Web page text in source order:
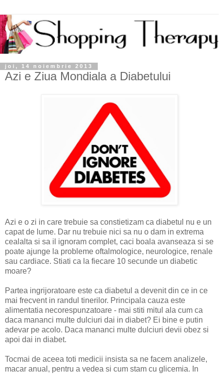
joi, 14 noiembrie 2013
Azi e Ziua Mondiala a Diabetului
Azi e o zi in care trebuie sa constietizam ca diabetul nu e un
capat de lume. Dar nu trebuie nici sa nu o dam in extrema
cealalta si sa il ignoram complet, caci boala avanseaza si se
poate ajunge la probleme oftalmologice, neurologice, renale
sau cardiace. Stiati ca la fiecare 10 secunde un diabetic
moare?
Partea ingrijoratoare este ca diabetul a devenit din ce in ce
mai frecvent in randul tinerilor. Principala cauza este
alimentatia necorespunzatoare - mai stiti mitul ala cum ca
daca mananci multe dulciuri dai in diabet? Ei bine e putin
adevar pe acolo. Daca mananci multe dulciuri devii obez si
apoi dai in diabet.
Tocmai de aceea toti medicii insista sa ne facem analizele,
macar anual, pentru a vedea si cum stam cu glicemia. In